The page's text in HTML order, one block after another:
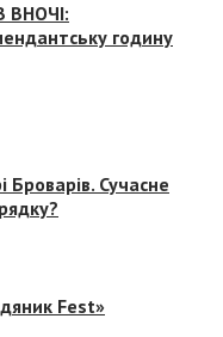
годину
Броварів. Сучасне
Fest»